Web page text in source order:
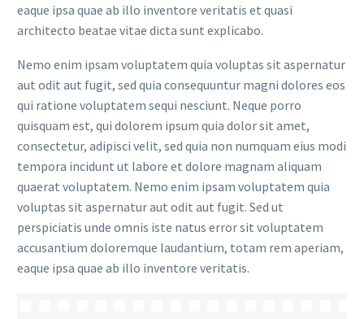
eaque ipsa quae ab illo inventore veritatis et quasi
architecto beatae vitae dicta sunt explicabo.
Nemo enim ipsam voluptatem quia voluptas sit aspernatur
aut odit aut fugit, sed quia consequuntur magni dolores eos
qui ratione voluptatem sequi nesciunt. Neque porro
quisquam est, qui dolorem ipsum quia dolor sit amet,
consectetur, adipisci velit, sed quia non numquam eius modi
tempora incidunt ut labore et dolore magnam aliquam
quaerat voluptatem. Nemo enim ipsam voluptatem quia
voluptas sit aspernatur aut odit aut fugit. Sed ut
perspiciatis unde omnis iste natus error sit voluptatem
accusantium doloremque laudantium, totam rem aperiam,
eaque ipsa quae ab illo inventore veritatis.